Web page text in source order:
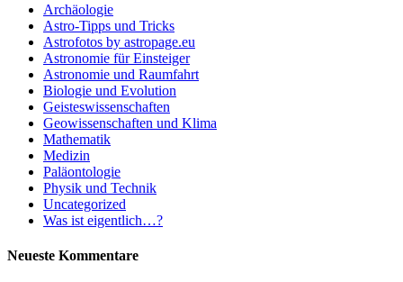
Archäologie
Astro-Tipps und Tricks
Astrofotos by astropage.eu
Astronomie für Einsteiger
Astronomie und Raumfahrt
Biologie und Evolution
Geisteswissenschaften
Geowissenschaften und Klima
Mathematik
Medizin
Paläontologie
Physik und Technik
Uncategorized
Was ist eigentlich…?
Neueste Kommentare